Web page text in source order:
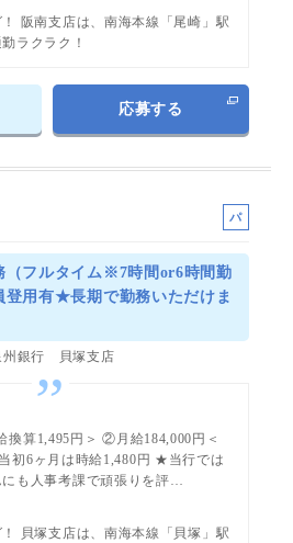
阪南支店は、南海本線「尾崎」駅
ラクラク！
応募する
パ
ト
（フルタイム※7時間or6時間勤
用有★長期で勤務いただけま
州銀行 貝塚支店
換算1,495円＞ ②月給184,000円＜
初6ヶ月は時給1,480円 ★当行では
にも人事考課で頑張りを評…
貝塚支店は、南海本線「貝塚」駅